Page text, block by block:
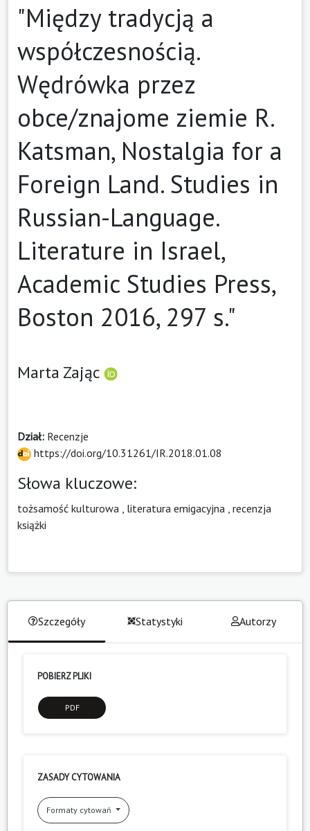
"Między tradycją a
współczesnością.
Wędrówka przez
obce/znajome ziemie R.
Katsman, Nostalgia for a
Foreign Land. Studies in
Russian-Language.
Literature in Israel,
Academic Studies Press,
Boston 2016, 297 s."
Marta Zając
Dział: Recenzje
https://doi.org/10.31261/IR.2018.01.08
Słowa kluczowe:
tożsamość kulturowa literatura emigacyjna recenzja
książki
Szczegóły Statystyki Autorzy
POBIERZ PLIKI
PDF
ZASADY CYTOWANIA
Formaty cytowań